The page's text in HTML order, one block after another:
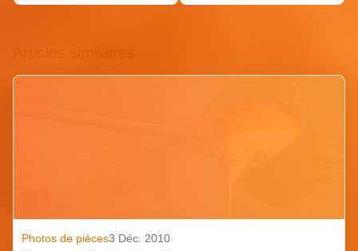
Photos de pièces3 Déc. 2010